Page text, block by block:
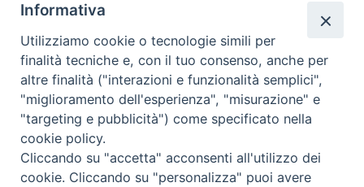
Diocesi
Informativa
Utilizziamo cookie o tecnologie simili per
finalità tecniche e, con il tuo consenso, anche per
altre finalità ("interazioni e funzionalità semplici",
"miglioramento dell'esperienza", "misurazione" e
"targeting e pubblicità") come specificato nella
cookie policy.
Cliccando su "accetta" acconsenti all'utilizzo dei
cookie. Cliccando su "personalizza" puoi avere